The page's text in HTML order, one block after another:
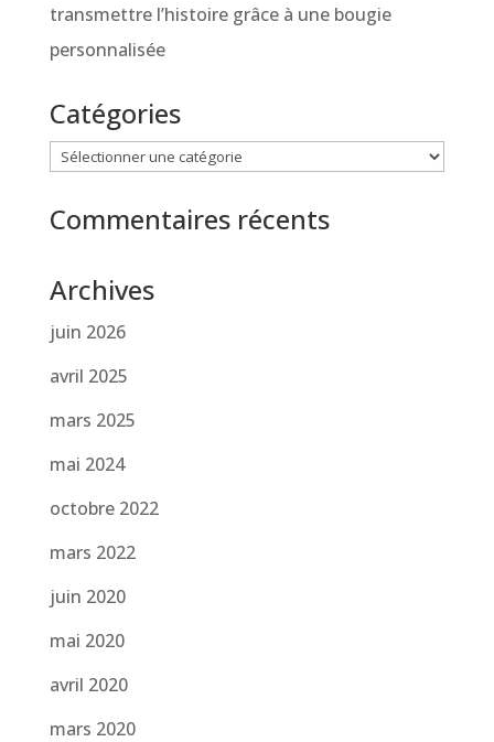
transmettre l’histoire grâce à une bougie
personnalisée
Catégories
Catégories
Commentaires récents
Archives
juin 2026
avril 2025
mars 2025
mai 2024
octobre 2022
mars 2022
juin 2020
mai 2020
avril 2020
mars 2020